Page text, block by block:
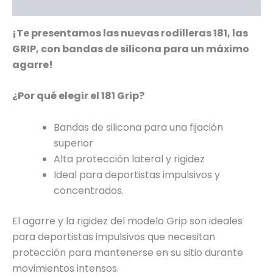
¡Te presentamos las nuevas rodilleras 181, las
GRIP, con bandas de silicona para un máximo
agarre!
¿Por qué elegir el 181 Grip?
Bandas de silicona para una fijación
superior
Alta protección lateral y rigidez
Ideal para deportistas impulsivos y
concentrados.
El agarre y la rigidez del modelo Grip son ideales
para deportistas impulsivos que necesitan
protección para mantenerse en su sitio durante
movimientos intensos.